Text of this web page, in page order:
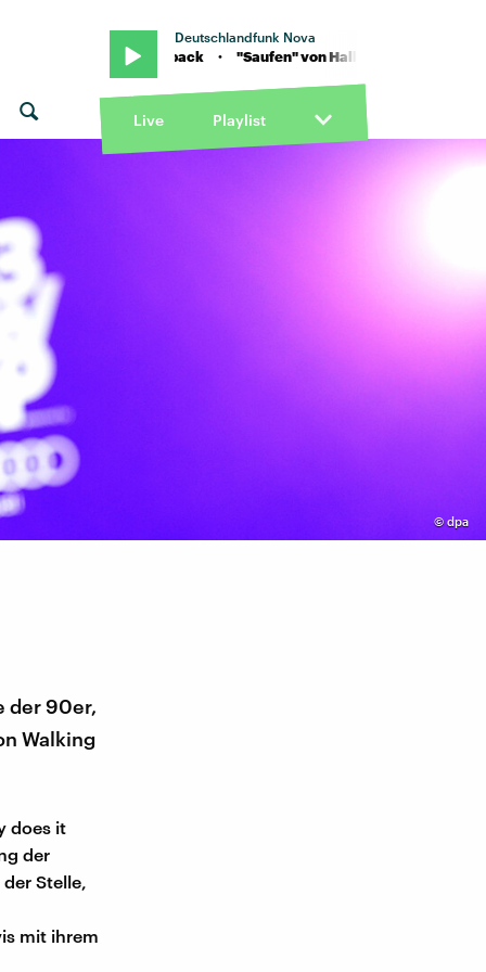
Deutschlandfunk Nova
Lumpenpack · "Saufen" von Haller x Das Lumpenpack ·
Live Playlist
© dpa
der 90er,
Walking
does it
der
Stelle,
mit ihrem